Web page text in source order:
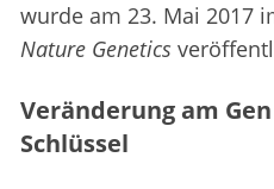
wurde am 23. Mai 2017
Nature Genetics
Veränderung am
Schlüssel